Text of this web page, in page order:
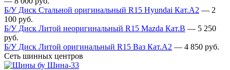
Б/У Диск Стальной оригинальный R15 Hyundai Кат.А2 — 2
100 руб.
Б/У Диск Литой неоригинальный R15 Mazda Кат.В — 5 250
руб.
Б/У Диск Литой оригинальный R15 Ваз Кат.А2 — 4 850 руб.
Сеть шинных центров
Шина-33